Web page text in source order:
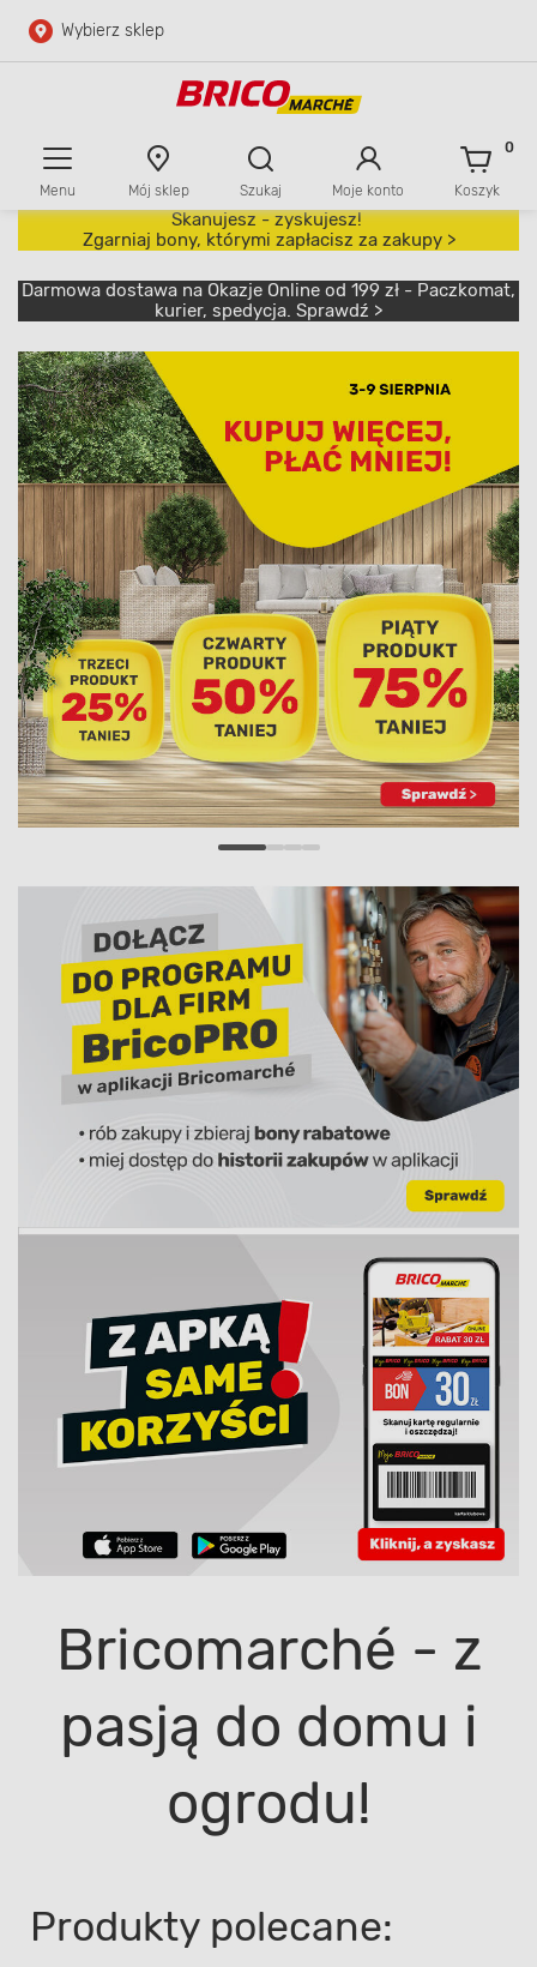
Przejdź do głównej zawartości
Przejdź do kontaktu
Wybierz sklep
Menu Mój sklep Szukaj Moje konto Koszyk
0
Skanujesz - zyskujesz!
Zgarniaj bony, którymi zapłacisz za zakupy >
Darmowa dostawa na Okazje Online od 199 zł - Paczkomat,
kurier, spedycja. Sprawdź >
Bricomarché - z
pasją do domu i
ogrodu!
Produkty polecane: